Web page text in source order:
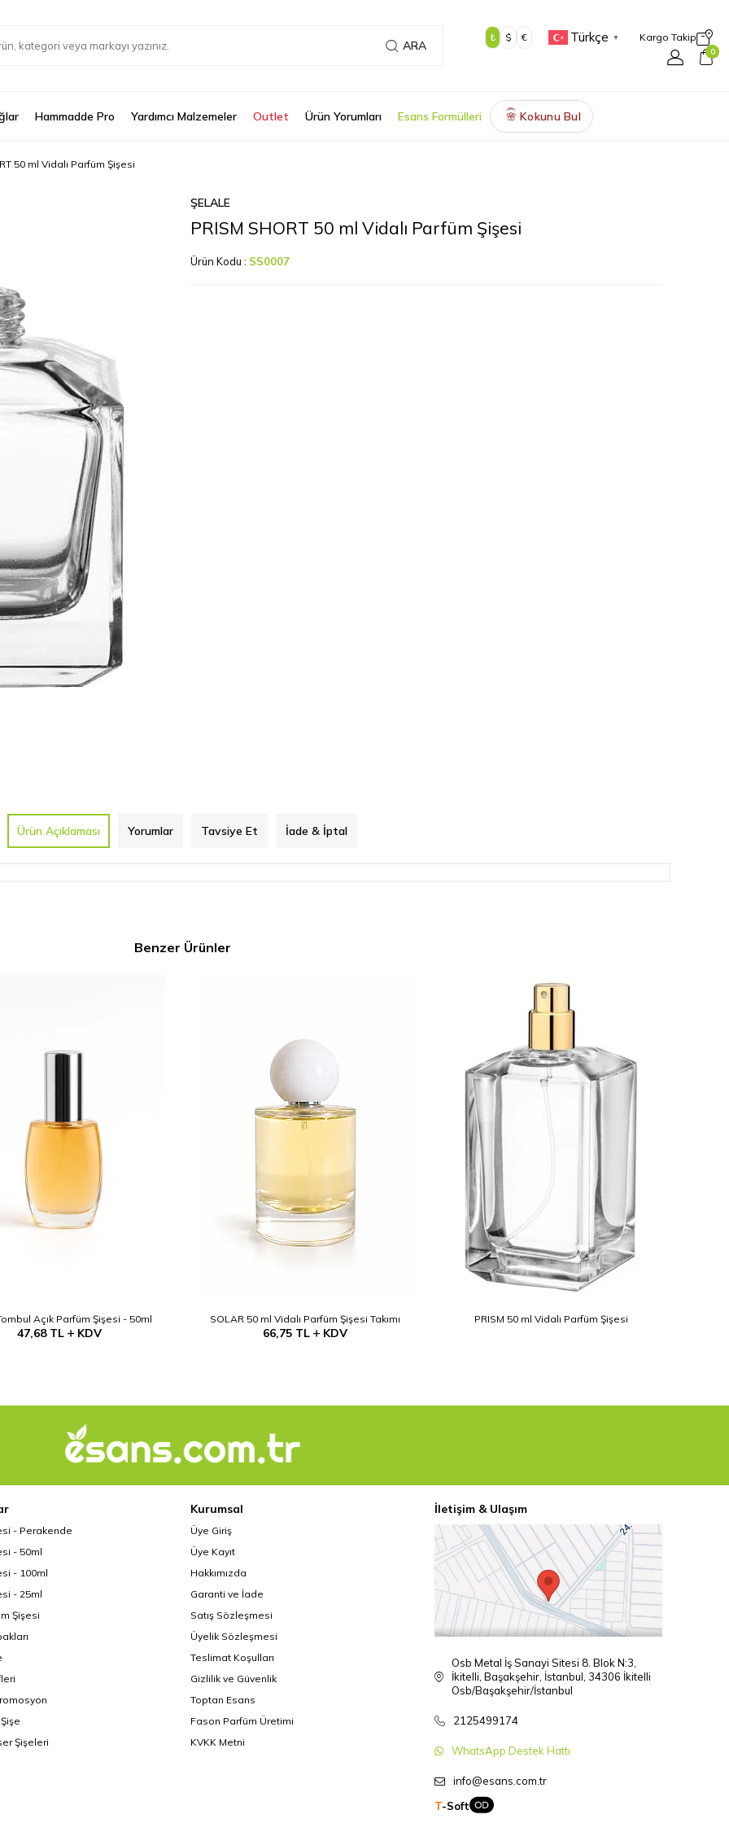
ARA
₺ $ € Türkçe ▼ Kargo Takip
0
Hammadde Pro Yardımcı Malzemeler Outlet Ürün Yorumları Esans Formülleri 🌸 Kokunu Bul
50 ml Vidalı Parfüm Şişesi
ŞELALE
PRISM SHORT 50 ml Vidalı Parfüm Şişesi
Ürün Kodu : SS0007
Ürün Açıklaması Yorumlar Tavsiye Et İade & İptal
Benzer Ürünler
Açık Parfüm Şişesi - 50ml
47,68TL KDV
SOLAR 50 ml Vidalı Parfüm Şişesi Takımı
66,75 TL KDV
PRISM 50 ml Vidalı Parfüm Şişesi
- Perakende
- 50ml
- 100ml
- 25ml
Şişesi
Şişeleri
Kurumsal
Üye Giriş
Üye Kayıt
Hakkımızda
Garanti ve İade
Satış Sözleşmesi
Üyelik Sözleşmesi
Teslimat Koşulları
Gizlilik ve Güvenlik
Toptan Esans
Fason Parfüm Üretimi
KVKK Metni
İletişim & Ulaşım
Osb Metal İş Sanayi Sitesi 8. Blok N:3,
İkitelli, Başakşehir, İstanbul, 34306 İkitelli
Osb/Başakşehir/İstanbul
2125499174
WhatsApp Destek Hattı
info@esans.com.tr
T-Soft